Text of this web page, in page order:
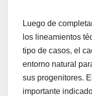
Luego de
los lineamientos
tipo de casos, el
entorno natural
sus progenitores.
importante